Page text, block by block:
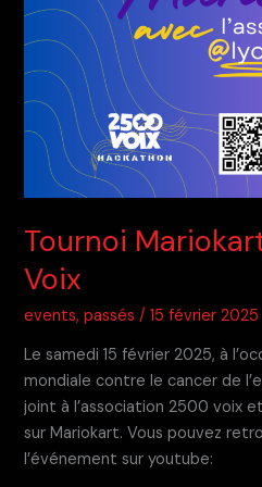
Tournoi
Voix
events,passés /15 février 2025
Le samedi 15 février 2025, à
mondiale contre le cancer de
joint à l’association 2500 voix
sur Mariokart. Vous pouvez
l’événement sur youtube: